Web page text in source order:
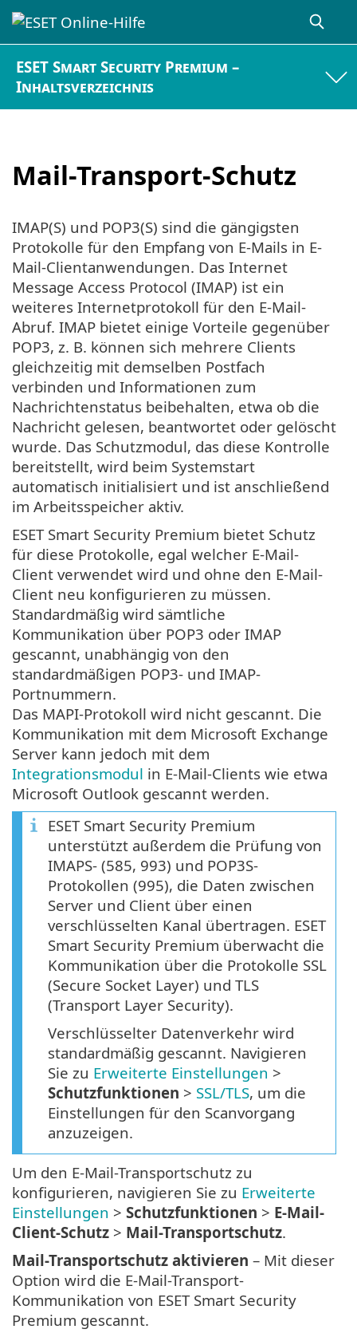
ESET Smart Security Premium –
Inhaltsverzeichnis
Mail-Transport-Schutz
IMAP(S) und POP3(S) sind die gängigsten
Protokolle für den Empfang von E-Mails in E-
Mail-Clientanwendungen. Das Internet
Message Access Protocol (IMAP) ist ein
weiteres Internetprotokoll für den E-Mail-
Abruf. IMAP bietet einige Vorteile gegenüber
POP3, z. B. können sich mehrere Clients
gleichzeitig mit demselben Postfach
verbinden und Informationen zum
Nachrichtenstatus beibehalten, etwa ob die
Nachricht gelesen, beantwortet oder gelöscht
wurde. Das Schutzmodul, das diese Kontrolle
bereitstellt, wird beim Systemstart
automatisch initialisiert und ist anschließend
im Arbeitsspeicher aktiv.
ESET Smart Security Premium bietet Schutz
für diese Protokolle, egal welcher E-Mail-
Client verwendet wird und ohne den E-Mail-
Client neu konfigurieren zu müssen.
Standardmäßig wird sämtliche
Kommunikation über POP3 oder IMAP
gescannt, unabhängig von den
standardmäßigen POP3- und IMAP-
Portnummern.
Das MAPI-Protokoll wird nicht gescannt. Die
Kommunikation mit dem Microsoft Exchange
Server kann jedoch mit dem
Integrationsmodul in E-Mail-Clients wie etwa
Microsoft Outlook gescannt werden.
ESET Smart Security Premium
unterstützt außerdem die Prüfung von
IMAPS- (585, 993) und POP3S-
Protokollen (995), die Daten zwischen
Server und Client über einen
verschlüsselten Kanal übertragen. ESET
Smart Security Premium überwacht die
Kommunikation über die Protokolle SSL
(Secure Socket Layer) und TLS
(Transport Layer Security).
Verschlüsselter Datenverkehr wird
standardmäßig gescannt. Navigieren
Sie zu Erweiterte Einstellungen >
Schutzfunktionen > SSL/TLS, um die
Einstellungen für den Scanvorgang
anzuzeigen.
Um den E-Mail-Transportschutz zu
konfigurieren, navigieren Sie zu Erweiterte
Einstellungen > Schutzfunktionen > E-Mail-
Client-Schutz > Mail-Transportschutz.
Mail-Transportschutz aktivieren – Mit dieser
Option wird die E-Mail-Transport-
Kommunikation von ESET Smart Security
Premium gescannt.